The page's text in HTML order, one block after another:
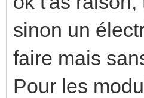
sinon un
faire mais
Pour les